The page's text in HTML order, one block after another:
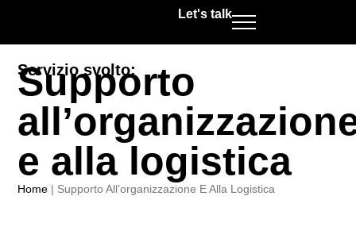
Let's talk
Servizio svolto:
Supporto
e alla logistica
Home | Supporto All’organizzazione E Alla Logistica